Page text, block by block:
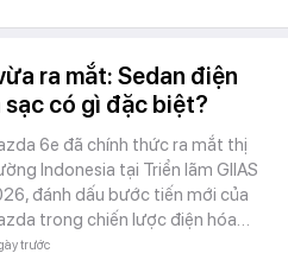
ra mắt: Sedan điện
có gì đặc biệt?
6e đã chính thức ra mắt thị
Indonesia tại Triển lãm GIIAS
đánh dấu bước tiến mới của
trong chiến lược điện hóa…
trước